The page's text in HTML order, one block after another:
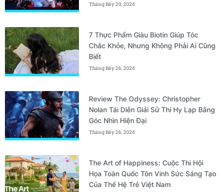
Tháng Bảy 29, 2026
7 Thực Phẩm Giàu Biotin Giúp Tóc
Chắc Khỏe, Nhưng Không Phải Ai Cũng
Biết
Tháng Bảy 26, 2026
Review The Odyssey: Christopher
Nolan Tái Diễn Giải Sử Thi Hy Lạp Bằng
Góc Nhìn Hiện Đại
Tháng Bảy 26, 2026
The Art of Happiness: Cuộc Thi Hội
Họa Toàn Quốc Tôn Vinh Sức Sáng Tạo
Của Thế Hệ Trẻ Việt Nam